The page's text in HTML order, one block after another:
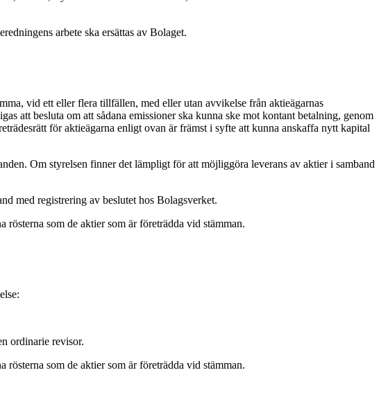
arbete ska ersättas av Bolaget.
vid ett eller flera tillfällen, med eller utan avvikelse från aktieägarnas
att besluta om att sådana emissioner ska kunna ske mot kontant betalning, genom
för aktieägarna enligt ovan är främst i syfte att kunna anskaffa nytt kapital
Om styrelsen finner det lämpligt för att möjliggöra leverans av aktier i samband
med registrering av beslutet hos Bolagsverket.
som de aktier som är företrädda vid stämman.
ordinarie revisor.
som de aktier som är företrädda vid stämman.